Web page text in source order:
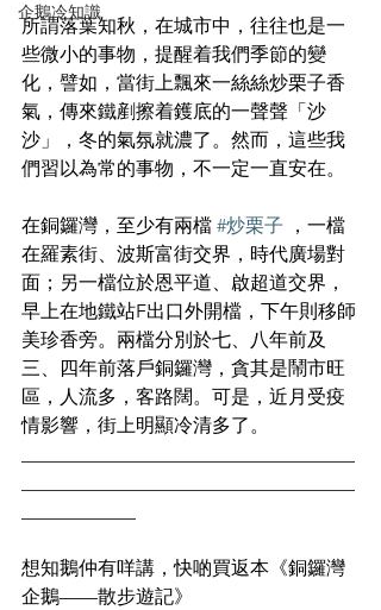
企鵝冷知識
所謂落葉知秋，在城市中，往往也是一
些微小的事物，提醒着我們季節的變
化，譬如，當街上飄來一絲絲炒栗子香
氣，傳來鐵剷擦着鑊底的一聲聲「沙
沙」，冬的氣氛就濃了。然而，這些我
們習以為常的事物，不一定一直安在。
在銅鑼灣，至少有兩檔 #炒栗子 ，一檔
在羅素街、波斯富街交界，時代廣場對
面；另一檔位於恩平道、啟超道交界，
早上在地鐵站F出口外開檔，下午則移師
美珍香旁。兩檔分別於七、八年前及
三、四年前落戶銅鑼灣，貪其是鬧市旺
區，人流多，客路闊。可是，近月受疫
情影響，街上明顯冷清多了。
想知鵝仲有咩講，快啲買返本《銅鑼灣
企鵝——散步遊記》